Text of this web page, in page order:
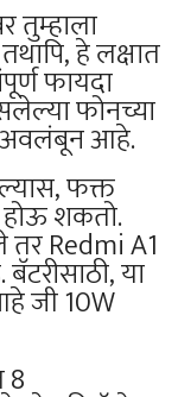
तुम्हाला
हे लक्षात
फायदा
फोनच्या
अवलंबून आहे.
फक्त
होऊ शकतो.
Redmi A1
या
जी 10W
8